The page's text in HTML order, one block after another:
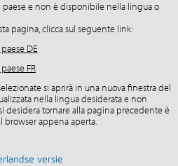
paese e non è disponibile nella lingua o
pagina, clicca sul seguente link:
DE
FR
si aprirà in una nuova finestra del
nella lingua desiderata e non
desidera tornare alla pagina precedente è
appena aperta.
versie